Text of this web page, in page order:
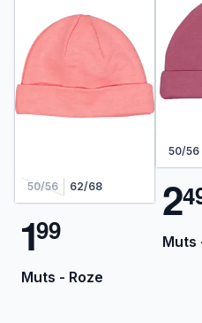
50/56 62/68
199
Muts - Roze
50/56
24
Muts